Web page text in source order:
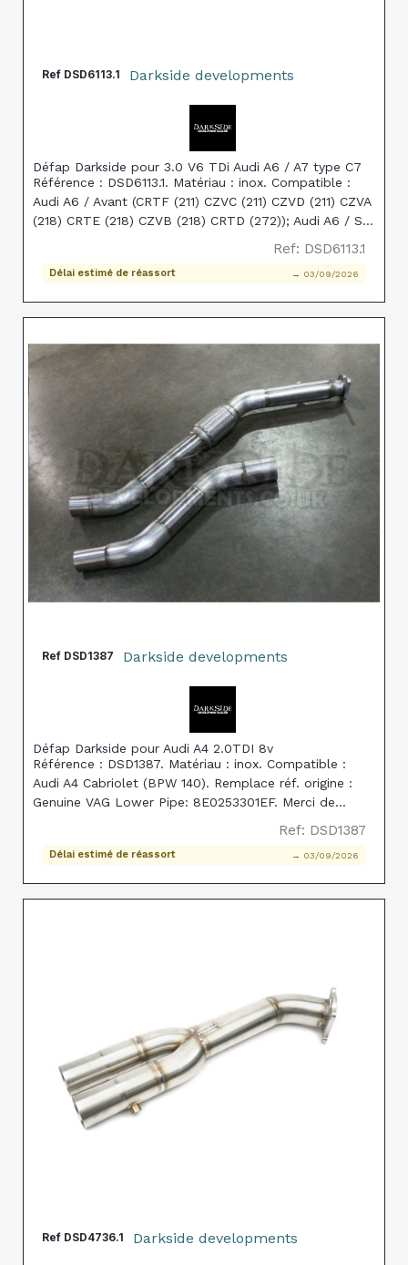
Ref DSD6113.1 Darkside developments
Défap Darkside pour 3.0 V6 TDi Audi A6 / A7 type C7
Référence : DSD6113.1. Matériau : inox. Compatible :
Audi A6 / Avant (CRTF (211) CZVC (211) CZVD (211) CZVA
(218) CRTE (218) CZVB (218) CRTD (272)); Audi A6 / S6
Ref: DSD6113.1
Délai estimé de réassort → 03/09/2026
Ref DSD1387 Darkside developments
Défap Darkside pour Audi A4 2.0TDI 8v
Référence : DSD1387. Matériau : inox. Compatible :
Audi A4 Cabriolet (BPW 140). Remplace réf. origine :
Genuine VAG Lower Pipe: 8E0253301EF. Merci de
Ref: DSD1387
Délai estimé de réassort → 03/09/2026
Ref DSD4736.1 Darkside developments